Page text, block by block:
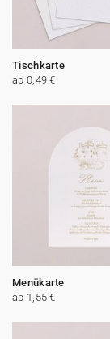
Tischkarte
ab 0,49 €
Menükarte
ab 1,55 €